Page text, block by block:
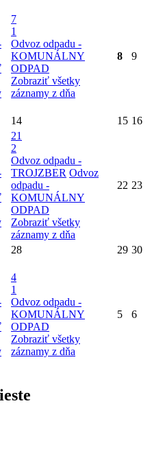
7
1
Odvoz odpadu -
KOMUNÁLNY
ODPAD
Zobraziť všetky
záznamy z dňa
8 9
14 15 16
21
2
Odvoz odpadu -
TROJZBER Odvoz
odpadu -
KOMUNÁLNY
ODPAD
Zobraziť všetky
záznamy z dňa
22 23
28 29 30
4
1
Odvoz odpadu -
KOMUNÁLNY
ODPAD
Zobraziť všetky
záznamy z dňa
5 6